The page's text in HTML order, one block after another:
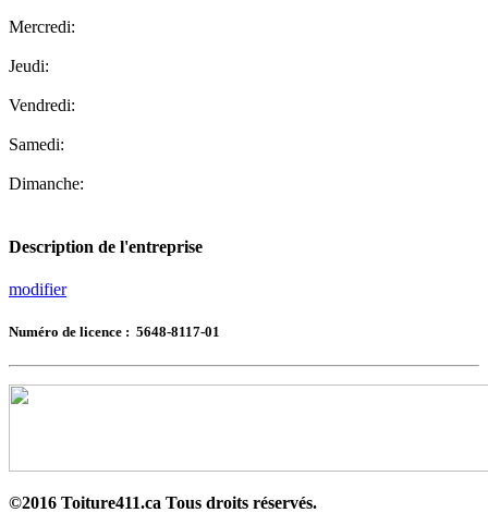
Mercredi:
Jeudi:
Vendredi:
Samedi:
Dimanche:
Description de l'entreprise
modifier
Numéro de licence : 5648-8117-01
©2016 Toiture411.ca Tous droits réservés.